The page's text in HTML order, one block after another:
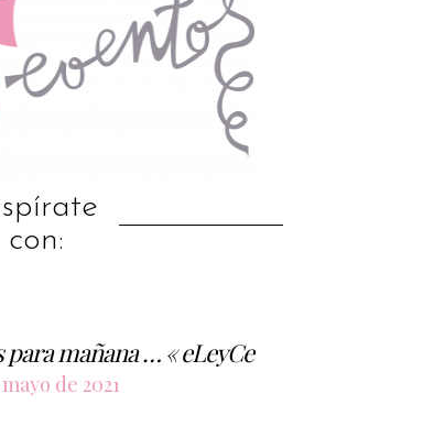
con:
mañana … « eLeyCe
de 2021